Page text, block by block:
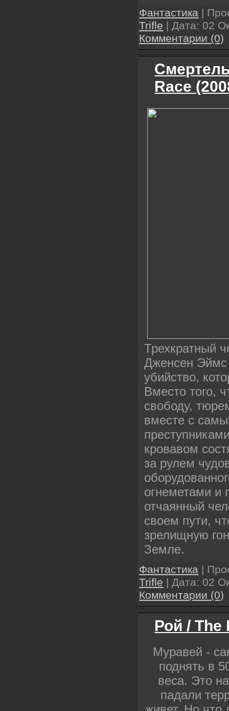
Фантастика |
Trifle | Дата: 02
Комментарии (0)
Race
Трехкратный
Дженсен
убийство,
Вместо того,
свободу,
вместе с
кровавом
за рулем
огнеметами и
отчаянный
своем пути,
зрелищную
Земле.
Фантастика |
Trifle | Дата: 02
Комментарии (0)
Рой / The
Муравей -
поднять в
веса. Это
падали